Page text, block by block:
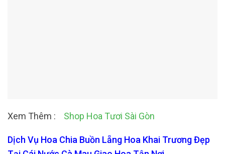
Xem Thêm : Shop Hoa Tươi Sài Gòn
Dịch Vụ Hoa Chia Buồn Lẵng Hoa Khai Trương Đẹp